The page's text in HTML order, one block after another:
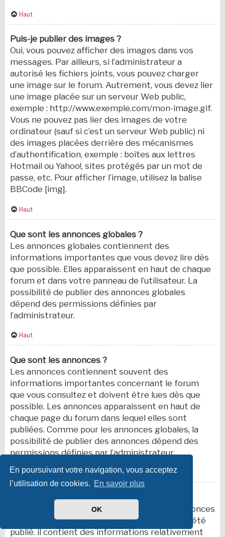
En poursuivant votre navigation, vous acceptez
l’utilisation de cookies. En savoir plus
OK
Haut
Puis-je publier des images ?
Oui, vous pouvez afficher des images dans vos
messages. Par ailleurs, si l’administrateur a
autorisé les fichiers joints, vous pouvez charger
une image sur le forum. Autrement, vous devez lier
une image placée sur un serveur Web public,
exemple : http://www.exemple.com/mon-image.gif.
Vous ne pouvez pas lier des images de votre
ordinateur (sauf si c’est un serveur Web public) ni
des images placées derrière des mécanismes
d’authentification, exemple : boîtes aux lettres
Hotmail ou Yahoo!, sites protégés par un mot de
passe, etc. Pour afficher l’image, utilisez la balise
BBCode [img].
Haut
Que sont les annonces globales ?
Les annonces globales contiennent des
informations importantes que vous devez lire dès
que possible. Elles apparaissent en haut de chaque
forum et dans votre panneau de l’utilisateur. La
possibilité de publier des annonces globales
dépend des permissions définies par
l’administrateur.
Haut
Que sont les annonces ?
Les annonces contiennent souvent des
informations importantes concernant le forum
que vous consultez et doivent être lues dès que
possible. Les annonces apparaissent en haut de
chaque page du forum dans lequel elles sont
publiées. Comme pour les annonces globales, la
possibilité de publier des annonces dépend des
permissions définies par l’administrateur.
Haut
Que sont les sujets épinglés ?
Un sujet épinglé apparaît en dessous des annonces
sur la première page du forum dans lequel il a été
publié. il contient des informations relativement